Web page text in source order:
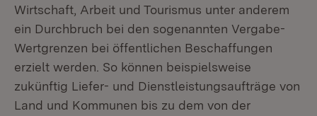
Wirtschaft, Arbeit und Tourismus unter anderem
ein Durchbruch bei den sogenannten Vergabe-
Wertgrenzen bei öffentlichen Beschaffungen
erzielt werden. So können beispielsweise
zukünftig Liefer- und Dienstleistungsaufträge von
Land und Kommunen bis zu dem von der